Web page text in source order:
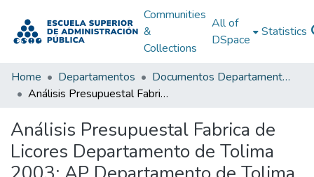
Communities
&
Collections
All of
DSpace
Statistics
Home Departamentos
Documentos Departamentales
Análisis Presupuestal Fabrica de Licores Departamento de Tolima 2003: AP Departamento de Tolima 2003
Análisis Presupuestal Fabrica de
Licores Departamento de Tolima